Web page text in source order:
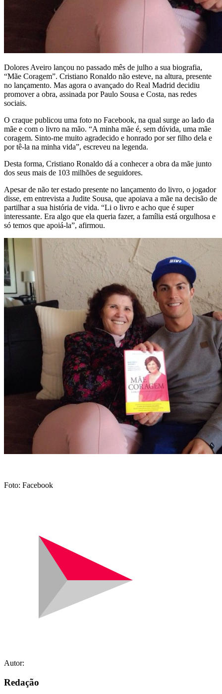
Dolores Aveiro lançou no passado mês de julho a sua biografia,
“Mãe Coragem”. Cristiano Ronaldo não esteve, na altura, presente
no lançamento. Mas agora o avançado do Real Madrid decidiu
promover a obra, assinada por Paulo Sousa e Costa, nas redes
sociais.
O craque publicou uma foto no Facebook, na qual surge ao lado da
mãe e com o livro na mão. “A minha mãe é, sem dúvida, uma mãe
coragem. Sinto-me muito agradecido e honrado por ser filho dela e
por tê-la na minha vida”, escreveu na legenda.
Desta forma, Cristiano Ronaldo dá a conhecer a obra da mãe junto
dos seus mais de 103 milhões de seguidores.
Apesar de não ter estado presente no lançamento do livro, o jogador
disse, em entrevista a Judite Sousa, que apoiava a mãe na decisão de
partilhar a sua história de vida. “Li o livro e acho que é super
interessante. Era algo que ela queria fazer, a família está orgulhosa e
só temos que apoiá-la”, afirmou.
Foto: Facebook
Autor:
Redação